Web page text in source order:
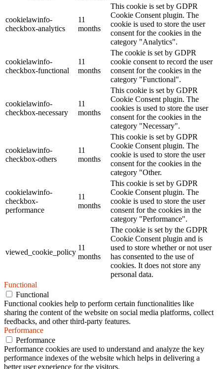
cookielawinfo-
checkbox-analytics
11
months
This cookie is set by GDPR
Cookie Consent plugin. The
cookie is used to store the user
consent for the cookies in the
category "Analytics".
cookielawinfo-
checkbox-functional
11
months
The cookie is set by GDPR
cookie consent to record the user
consent for the cookies in the
category "Functional".
cookielawinfo-
checkbox-necessary
11
months
This cookie is set by GDPR
Cookie Consent plugin. The
cookies is used to store the user
consent for the cookies in the
category "Necessary".
cookielawinfo-
checkbox-others
11
months
This cookie is set by GDPR
Cookie Consent plugin. The
cookie is used to store the user
consent for the cookies in the
category "Other.
cookielawinfo-
checkbox-
performance
11
months
This cookie is set by GDPR
Cookie Consent plugin. The
cookie is used to store the user
consent for the cookies in the
category "Performance".
viewed_cookie_policy
11
months
The cookie is set by the GDPR
Cookie Consent plugin and is
used to store whether or not user
has consented to the use of
cookies. It does not store any
personal data.
Functional
Functional
Functional cookies help to perform certain functionalities like
sharing the content of the website on social media platforms, collect
feedbacks, and other third-party features.
Performance
Performance
Performance cookies are used to understand and analyze the key
performance indexes of the website which helps in delivering a
better user experience for the visitors.